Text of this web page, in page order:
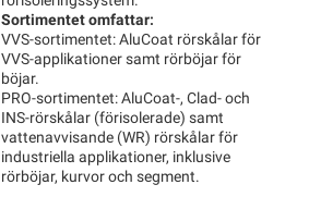
Sortimentet omfattar:
VVS‑sortimentet: AluCoat rörskålar för
VVS‑applikationer samt rörböjar för
böjar.
PRO‑sortimentet: AluCoat‑, Clad‑ och
INS‑rörskålar (förisolerade) samt
vattenavvisande (WR) rörskålar för
industriella applikationer, inklusive
rörböjar, kurvor och segment.